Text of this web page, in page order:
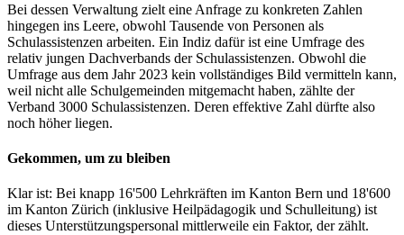
Bei dessen Verwaltung zielt eine Anfrage zu konkreten Zahlen
hingegen ins Leere, obwohl Tausende von Personen als
Schulassistenzen arbeiten. Ein Indiz dafür ist eine Umfrage des
relativ jungen Dachverbands der Schulassistenzen. Obwohl die
Umfrage aus dem Jahr 2023 kein vollständiges Bild vermitteln kann,
weil nicht alle Schulgemeinden mitgemacht haben, zählte der
Verband 3000 Schulassistenzen. Deren effektive Zahl dürfte also
noch höher liegen.
Gekommen, um zu bleiben
Klar ist: Bei knapp 16'500 Lehrkräften im Kanton Bern und 18'600
im Kanton Zürich (inklusive Heilpädagogik und Schulleitung) ist
dieses Unterstützungspersonal mittlerweile ein Faktor, der zählt.